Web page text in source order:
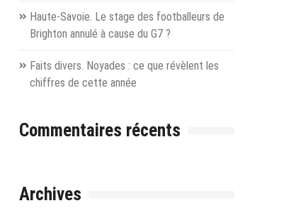
Haute-Savoie. Le stage des footballeurs de
Brighton annulé à cause du G7 ?
Faits divers. Noyades : ce que révèlent les
chiffres de cette année
Commentaires récents
Archives